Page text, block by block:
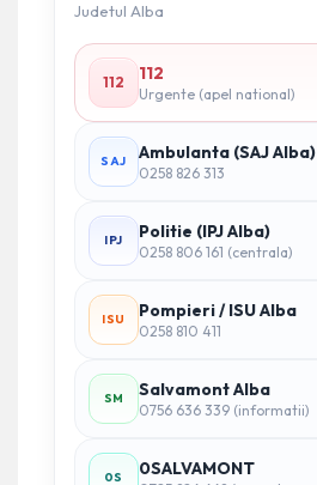
Judetul Alba
112 112
Urgente (apel national)
SAJ Ambulanta (SAJ Alba)
0258 826 313
IPJ Politie (IPJ Alba)
0258 806 161 (centrala)
ISU Pompieri / ISU Alba
0258 810 411
SM Salvamont Alba
0756 636 339 (informatii)
0S 0SALVAMONT